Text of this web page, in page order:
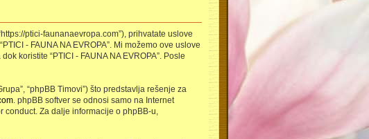
ptici-faunanaevropa.com”), prihvatate uslove
- FAUNA NA EVROPA”. Mi možemo ove uslove
koristite “PTICI - FAUNA NA EVROPA”. Posle
“phpBB Timovi”) što predstavlja rešenje za
. phpBB softver se odnosi samo na Internet
conduct. Za dalje informacije o phpBB-u,